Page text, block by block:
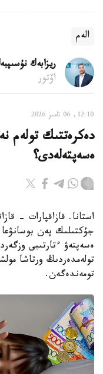
الەم
ريزابەك
اۆتور
12:10, 06 تامىز 2026
دەكرەتتىك تولەم
ەسەپتەلەدى؟
جۇكتىلىك پەن بوسانۋعا
ەسەپتەۋ ءتارتىبى
تولەمدەردىڭ ورتاشا
تومەندەگەن.